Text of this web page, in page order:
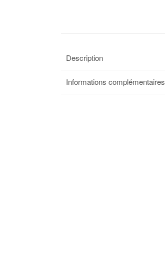
Description
Informations complémentaires